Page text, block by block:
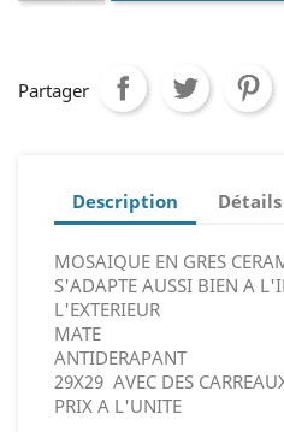
Partager
Description
MOSAIQUE EN GRES
S'ADAPTE AUSSI BIEN A
L'EXTERIEUR
MATE
ANTIDERAPANT
29X29 AVEC DES
PRIX A L'UNITE